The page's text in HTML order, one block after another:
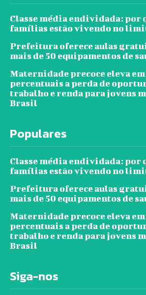
Classe média endividada: por
famílias estão vivendo no
Prefeitura oferece aulas
mais de 50 equipamentos de
Maternidade precoce eleva
percentuais a perda de
trabalho e renda para jovens
Brasil
Populares
Classe média endividada: por
famílias estão vivendo no
Prefeitura oferece aulas
mais de 50 equipamentos de
Maternidade precoce eleva
percentuais a perda de
trabalho e renda para jovens
Brasil
Siga-nos